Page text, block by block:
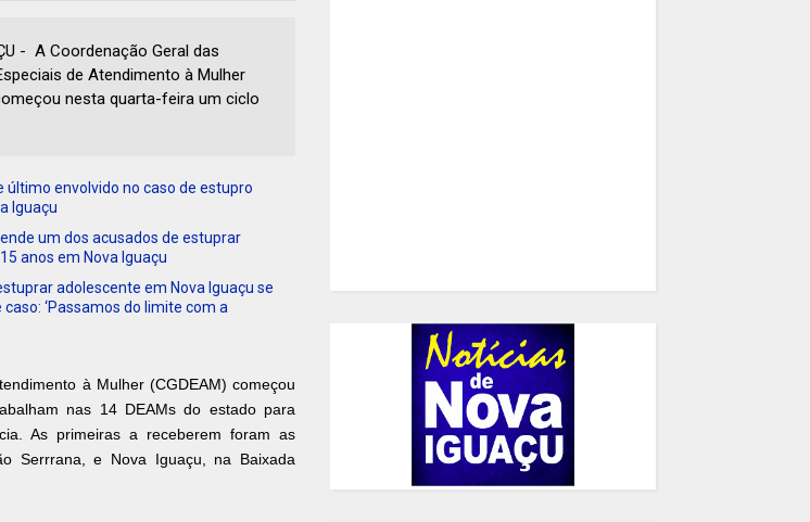
- A Coordenação Geral das
de Atendimento à Mulher
nesta quarta-feira um ciclo
último envolvido no caso de estupro
Iguaçu
um dos acusados de estuprar
anos em Nova Iguaçu
adolescente em Nova Iguaçu se
‘Passamos do limite com a
à Mulher (CGDEAM) começou
nas 14 DEAMs do estado para
As primeiras a receberem foram as
Serrrana, e Nova Iguaçu, na Baixada